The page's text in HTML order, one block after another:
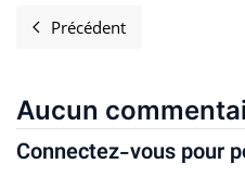
Article précédent :
Précédent
Aucun
Connectez-vous pour